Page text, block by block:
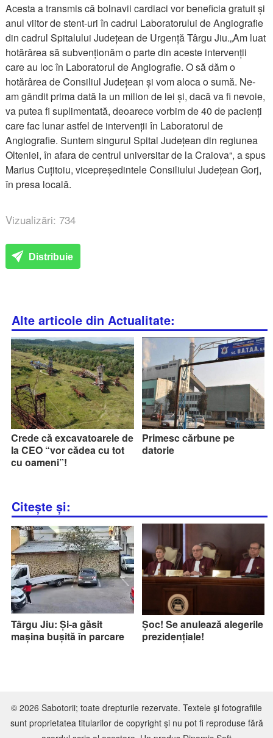
Acesta a transmis că bolnavii cardiaci vor beneficia gratuit și
anul viitor de stent-uri în cadrul Laboratorului de Angiografie
din cadrul Spitalului Județean de Urgență Târgu Jiu.„Am luat
hotărârea să subvenționăm o parte din aceste intervenții
care au loc în Laboratorul de Angiografie. O să dăm o
hotărârea de Consiliul Județean și vom aloca o sumă. Ne-
am gândit prima dată la un milion de lei și, dacă va fi nevoie,
va putea fi suplimentată, deoarece vorbim de 40 de pacienți
care fac lunar astfel de intervenții în Laboratorul de
Angiografie. Suntem singurul Spital Județean din regiunea
Olteniei, în afara de centrul universitar de la Craiova“, a spus
Marius Cuțitoiu, vicepreședintele Consiliului Județean Gorj,
în presa locală.
Vizualizări: 734
Distribuie
Alte articole din Actualitate:
Crede că excavatoarele de
la CEO “vor cădea cu tot
cu oameni”!
Primesc cărbune pe
datorie
Citește și:
Târgu Jiu: Și-a găsit
mașina bușită în parcare
Șoc! Se anulează alegerile
prezidențiale!
© 2026 Sabotorii; toate drepturile rezervate. Textele şi fotografiile
sunt proprietatea titularilor de copyright şi nu pot fi reproduse fără